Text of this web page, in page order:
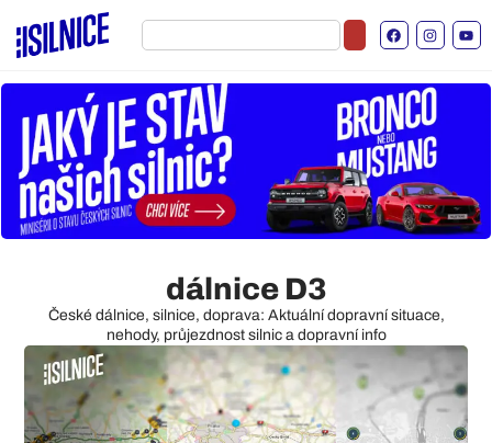
dálnice D3
České dálnice, silnice, doprava: Aktuální dopravní situace,
nehody, průjezdnost silnic a dopravní info